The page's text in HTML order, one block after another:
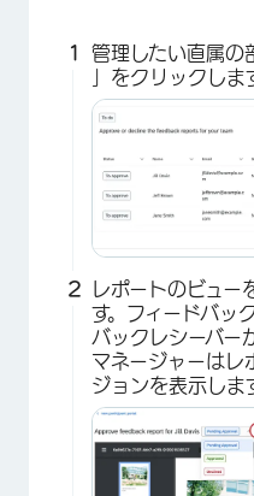
管理したい直属の
」をクリックしま
レポートのビュ
す。フィードバッ
バックレシーバー
マネージャーはレ
ジョンを表示しま